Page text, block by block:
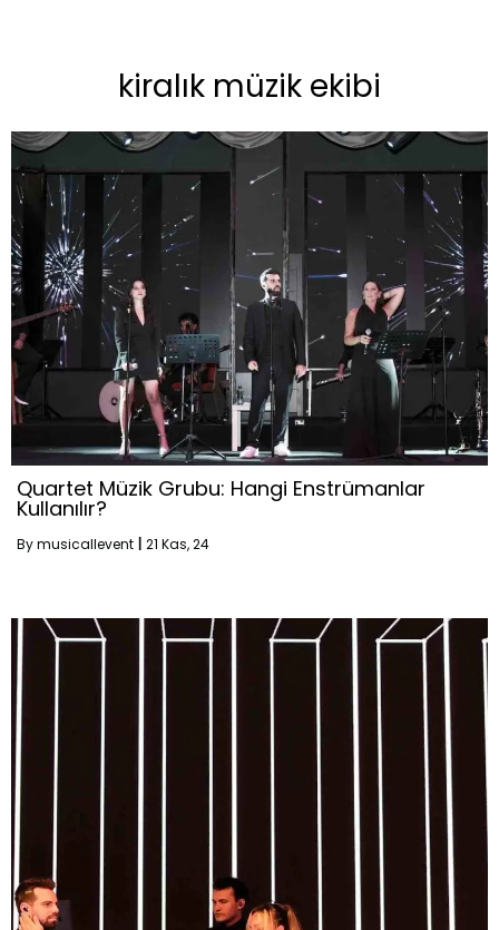
kiralık müzik ekibi
Quartet Müzik Grubu: Hangi Enstrümanlar
Kullanılır?
Bymusicallevent 21 Kas, 24